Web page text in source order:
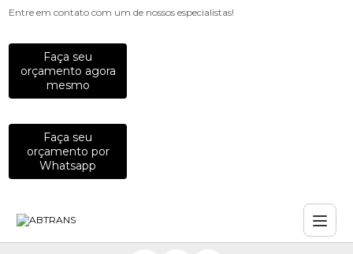
Entre em contato com um de nossos especialistas!
Faça seu
orçamento agora
mesmo
Faça seu
orçamento por
Whatsapp